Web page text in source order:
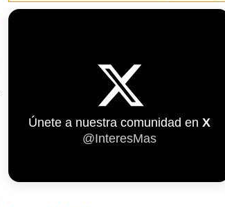
Únete a nuestra comunidad en X
@InteresMas